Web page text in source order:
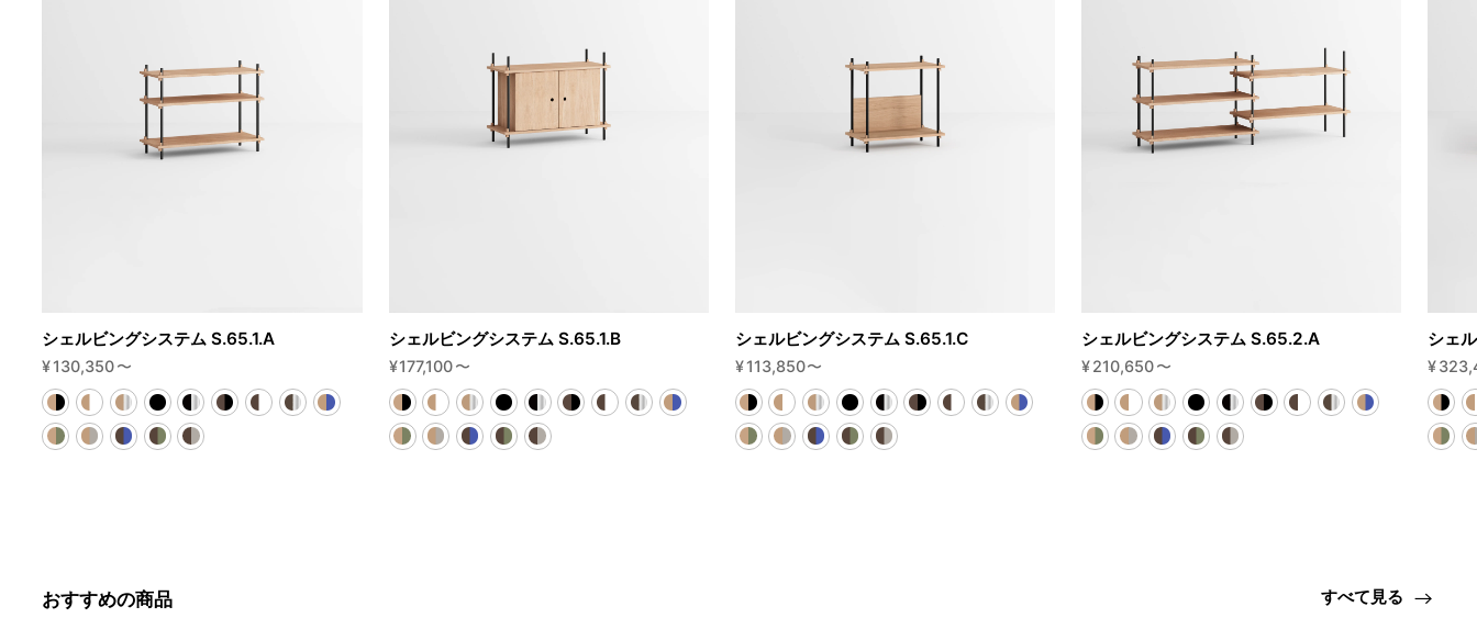
シェルビングシステム S.65.1.A
¥130,350〜
シェルビングシステム S.65.1.B
¥177,100〜
シェルビングシステム S.65.1.C
¥113,850〜
シェルビングシステム S.65.2.A
¥210,650〜
シェ
¥
おすすめの商品 すべて見る